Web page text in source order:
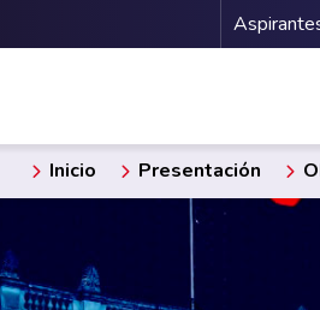
Inicio Presentación